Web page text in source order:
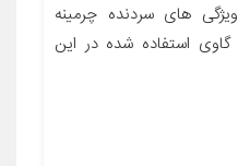
های سردنده چرمینه
استفاده شده در این